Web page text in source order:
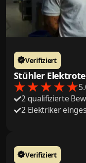
Stühler
Verifiziert
2 qualifizierte
2 Elektriker
Verifiziert